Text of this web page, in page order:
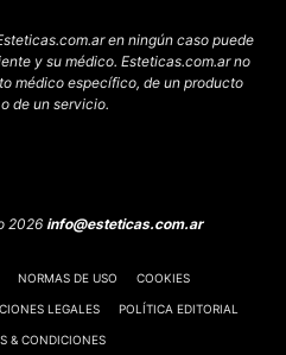
en ningún caso puede
y su médico. Esteticas.com.ar no
médico específico, de un producto
de un servicio.
2026 info@esteticas.com.ar
NORMAS DE USO COOKIES
LEGALES POLÍTICA EDITORIAL
& CONDICIONES